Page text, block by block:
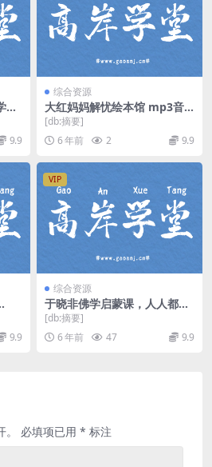
培
摄
9.9
综合资源
大红妈妈解忧绘本馆 mp3音
频 百度网盘
[db:摘要]
6 年前
2 9.9
下
9.9
VIP
综合资源
于晓非佛学启蒙课，人人都缺
的处世智慧（高清视频）百度
网盘
[db:摘要]
6 年前
47 9.9
必填项已用 * 标注